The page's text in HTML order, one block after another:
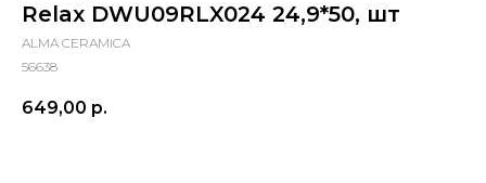
Relax DWU09RLX024 24,9*50, шт
ALMA CERAMICA
56638
649,00 р.